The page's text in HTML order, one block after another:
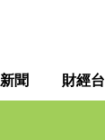
新聞 財經台